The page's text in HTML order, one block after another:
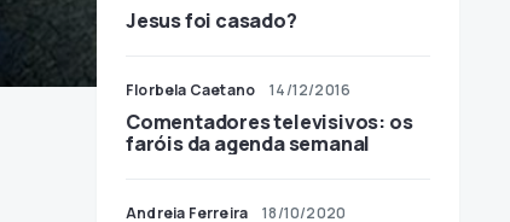
Jesus foi casado?
Florbela Caetano 14/12/2016
Comentadores televisivos: os
faróis da agenda semanal
Andreia Ferreira 18/10/2020